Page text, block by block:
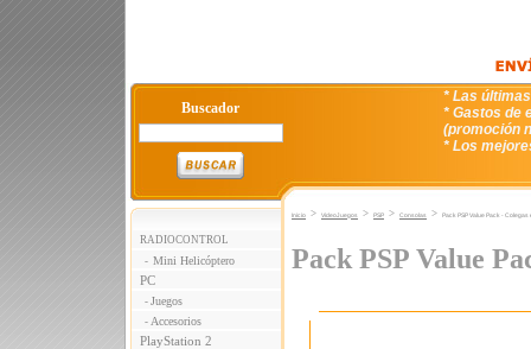
Buscador
* Las
* Gastos de
(promoción
* Los
RADIOCONTROL
- Mini Helicóptero
PC
- Juegos
- Accesorios
PlayStation 2
Inicio > VideoJuegos > PSP > Consolas > Pack PSP Value Pack - Colegas
Pack PSP Value